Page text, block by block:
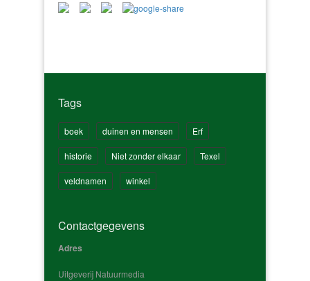
Tags
boek duinen en mensen Erf
historie Niet zonder elkaar Texel
veldnamen winkel
Contactgegevens
Adres
Uitgeverij Natuurmedia